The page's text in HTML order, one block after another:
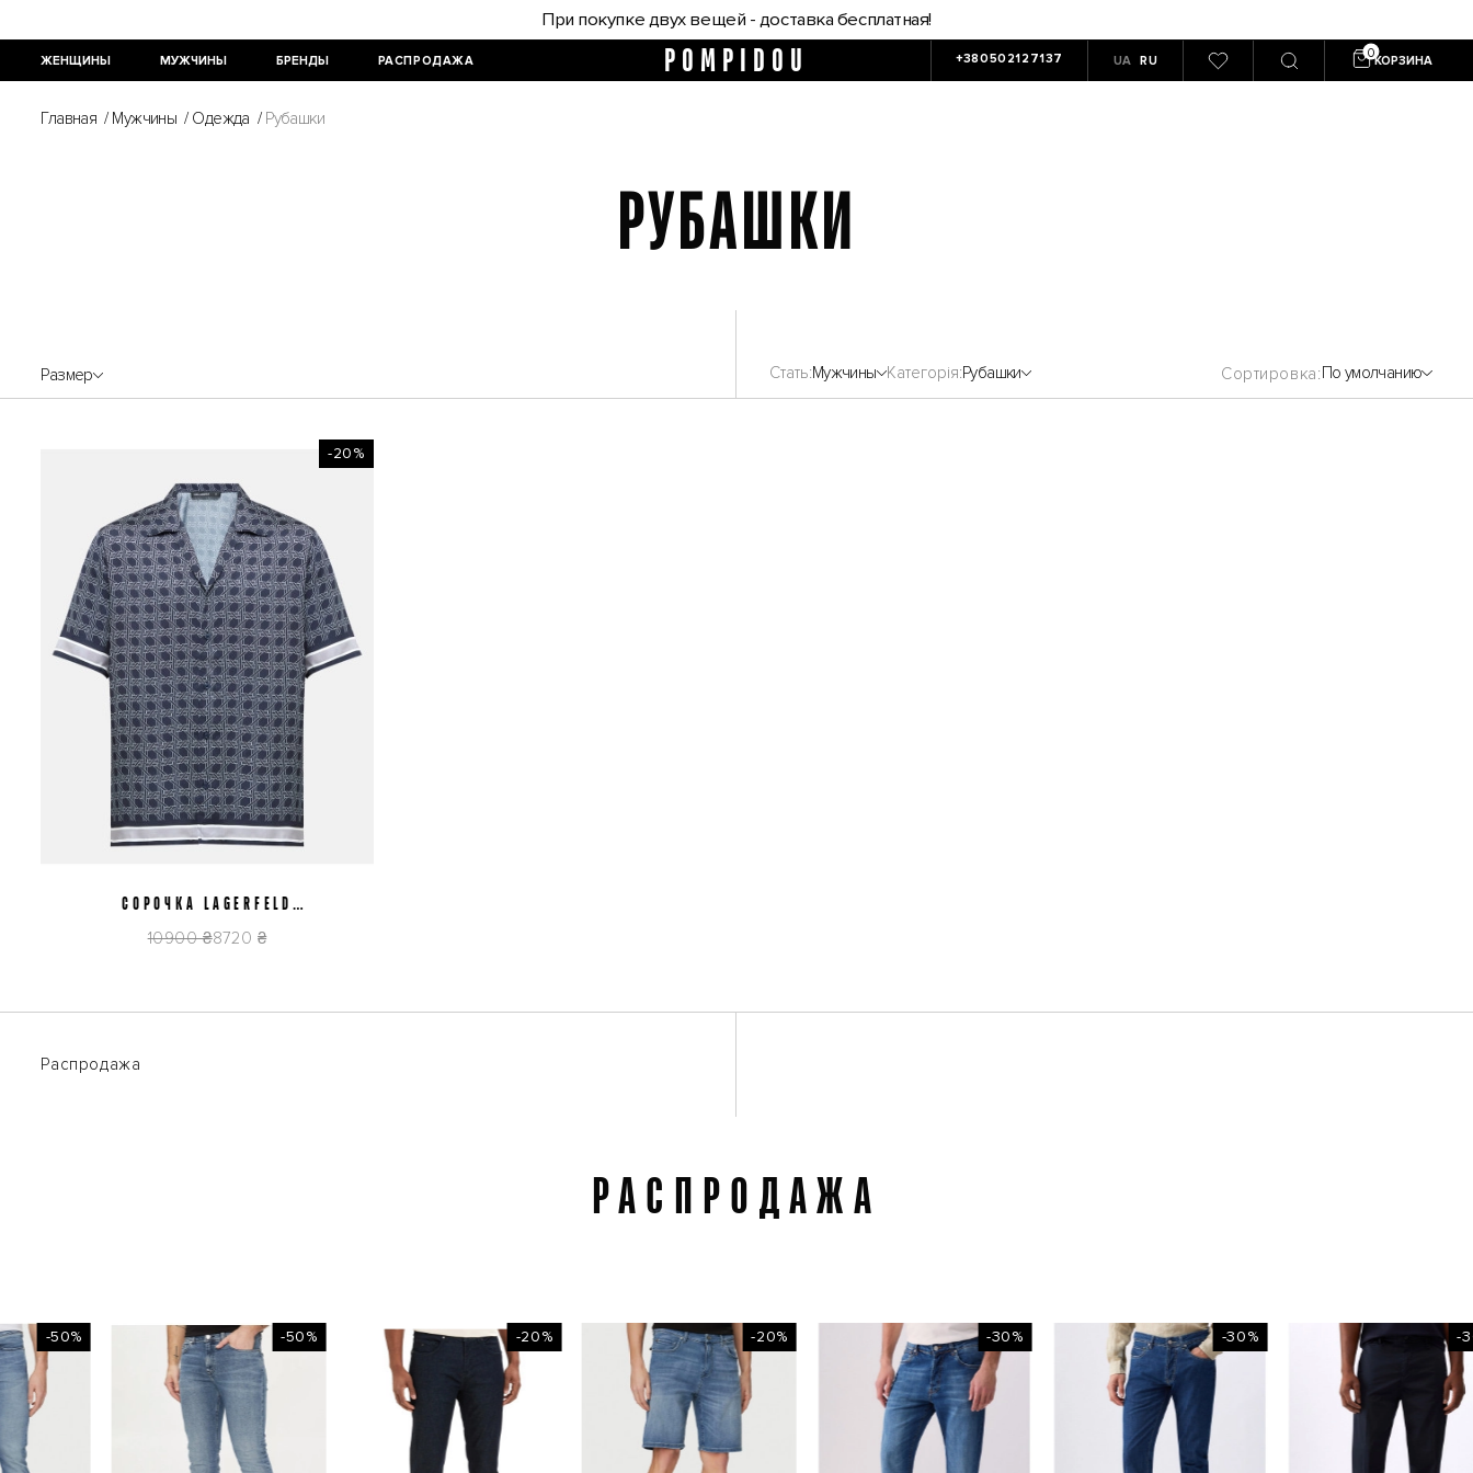
При покупке двух вещей - доставка бесплатная!
ЖЕНЩИНЫ МУЖЧИНЫ БРЕНДЫ РАСПРОДАЖА POMPIDOU +380502127137 UA RU КОРЗИНА
Главная / Мужчины / Одежда / Рубашки
РУБАШКИ
Размер Стать Мужчины Категорія Рубашки Сортировка По умолчанию
-20%
L/52 M/50
СОРОЧКА LAGERFELD
10900 ₴8720 ₴
Распродажа
РАСПРОДАЖА
-50% -50% -20% -20% -30% -30% -30%